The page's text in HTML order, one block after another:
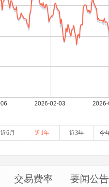
近6月 近1年 近3年 今
交易费率 要闻公告